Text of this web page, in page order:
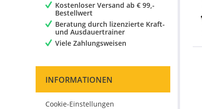
Kostenloser Versand ab € 99,-
Bestellwert
Beratung durch lizenzierte Kraft-
und Ausdauertrainer
Viele Zahlungsweisen
INFORMATIONEN
Cookie-Einstellungen